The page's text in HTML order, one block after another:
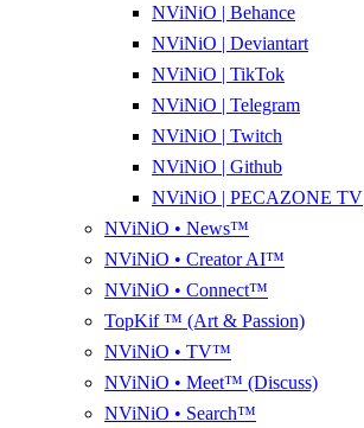
NViNiO | Behance
NViNiO | Deviantart
NViNiO | TikTok
NViNiO | Telegram
NViNiO | Twitch
NViNiO | Github
NViNiO | PECAZONE TV
NViNiO • News™
NViNiO • Creator AI™
NViNiO • Connect™
TopKif ™ (Art & Passion)
NViNiO • TV™
NViNiO • Meet™ (Discuss)
NViNiO • Search™